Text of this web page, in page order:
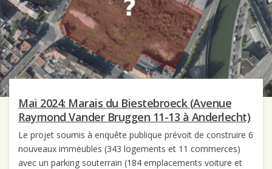
Mai 2024: Marais du Biestebroeck (Avenue
Raymond Vander Bruggen 11-13 à Anderlecht)
Le projet soumis à enquête publique prévoit de construire 6
nouveaux immeubles (343 logements et 11 commerces)
avec un parking souterrain (184 emplacements voiture et